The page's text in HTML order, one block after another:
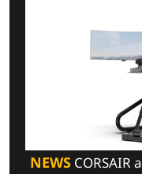
NEWSCORSAIR